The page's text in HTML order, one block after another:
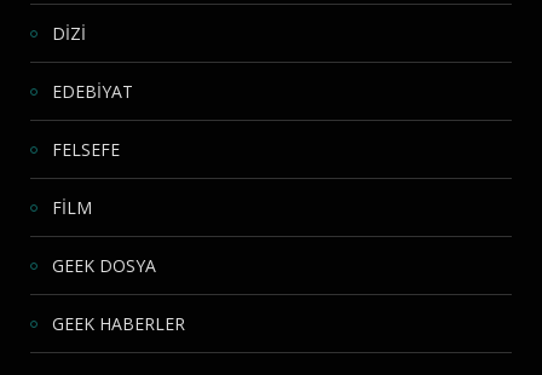
DİZİ
EDEBİYAT
FELSEFE
FİLM
GEEK DOSYA
GEEK HABERLER